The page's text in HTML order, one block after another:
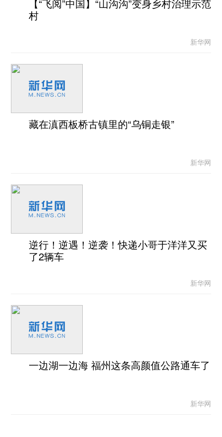
【“飞阅”中国】“山沟沟”变身乡村治理示范
村
新华网
藏在滇西板桥古镇里的“乌铜走银”
新华网
逆行！逆遇！逆袭！快递小哥于洋洋又买
了2辆车
新华网
一边湖一边海 福州这条高颜值公路通车了
新华网